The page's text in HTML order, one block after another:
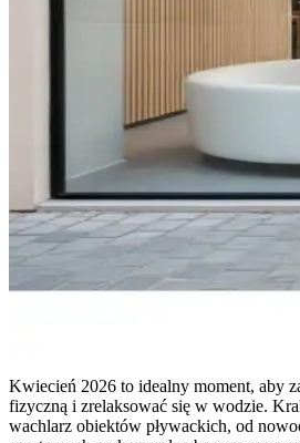
Kwiecień 2026 to idealny moment, aby
fizyczną i zrelaksować się w wodzie.
wachlarz obiektów pływackich, od